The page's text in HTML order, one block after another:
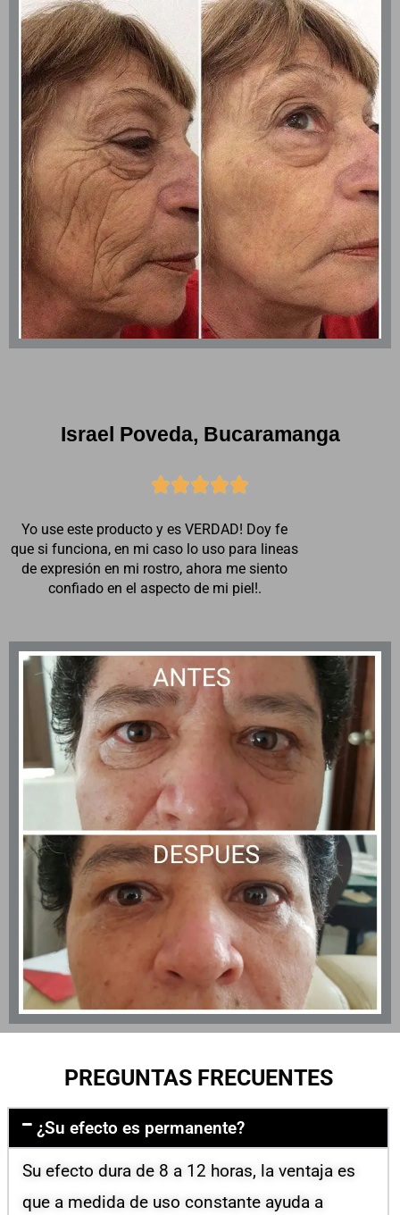
Israel Poveda, Bucaramanga

Yo use este producto y es VERDAD! Doy fe
que si funciona, en mi caso lo uso para lineas
de expresión en mi rostro, ahora me siento
confiado en el aspecto de mi piel!.
PREGUNTAS FRECUENTES
¿Su efecto es permanente?
Su efecto dura de 8 a 12 horas, la ventaja es
que a medida de uso constante ayuda a